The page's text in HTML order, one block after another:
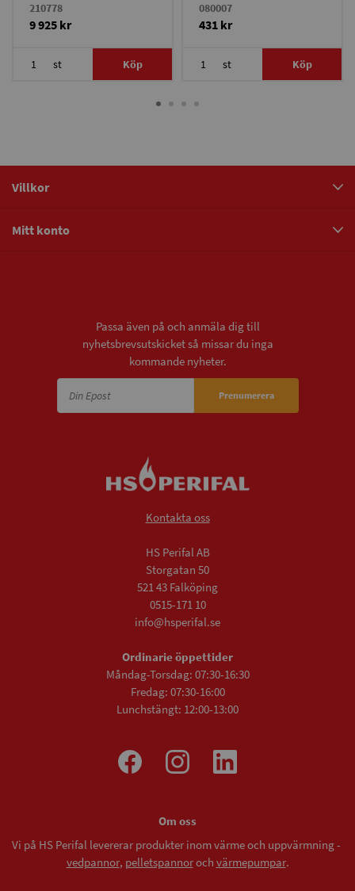
210778
9 925 kr
st Köp
080007
431 kr
st Köp
Villkor
Mitt konto
Passa även på och anmäla dig till
nyhetsbrevsutskicket så missar du inga
kommande nyheter.
Prenumerera
Kontakta oss
HS Perifal AB
Storgatan 50
521 43 Falköping
0515-171 10
info@hsperifal.se
Ordinarie öppettider
Måndag-Torsdag: 07:30-16:30
Fredag: 07:30-16:00
Lunchstängt: 12:00-13:00
Om oss
Vi på HS Perifal levererar produkter inom värme och uppvärmning -
vedpannor, pelletspannoroch värmepumpar.